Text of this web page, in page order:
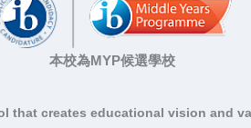
本校為MYP候選學校
that creates educational vision and